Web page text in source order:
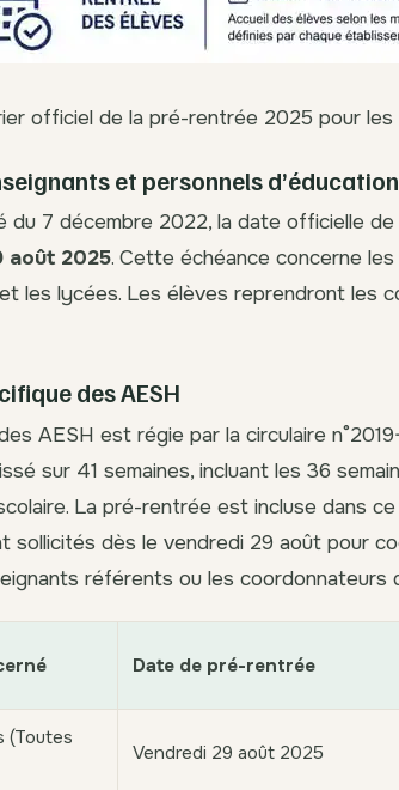
officiel de la pré-rentrée 2025 pour
et personnels d’éducation
du 7 décembre 2022, la date officielle
août 2025. Cette échéance concerne
les lycées. Les élèves reprendront les
des AESH
AESH est régie par la circulaire
sur 41 semaines, incluant les 36
La pré-rentrée est incluse dans
sollicités dès le vendredi 29 août pour
référents ou les coordonnateurs
Date de pré-rentrée
(Toutes
Vendredi 29 août 2025